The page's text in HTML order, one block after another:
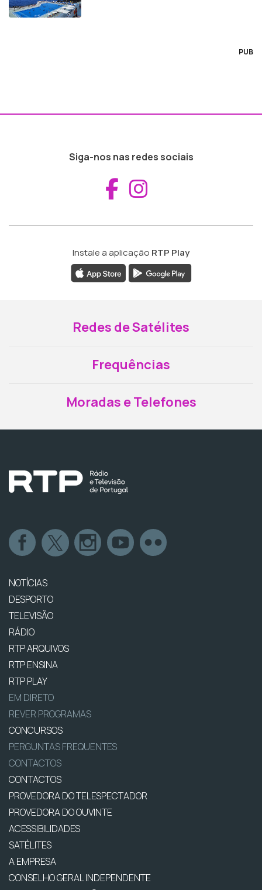
PUB
Siga-nos nas redes sociais
Aceder ao
Instale a aplicação RTP Play
Redes de Satélites
Frequências
Moradas e Telefones
NOTÍCIAS
DESPORTO
TELEVISÃO
RÁDIO
RTP ARQUIVOS
RTP ENSINA
RTP PLAY
EM DIRETO
REVER PROGRAMAS
CONCURSOS
PERGUNTAS FREQUENTES
CONTACTOS
CONTACTOS
PROVEDORA DO TELESPECTADOR
PROVEDORA DO OUVINTE
ACESSIBILIDADES
SATÉLITES
A EMPRESA
CONSELHO GERAL INDEPENDENTE